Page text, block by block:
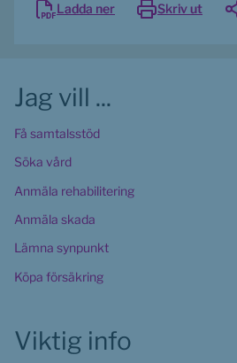
Ladda ner Skriv ut
Jag vill ...
Få samtalsstöd
Söka vård
Anmäla rehabilitering
Anmäla skada
Lämna synpunkt
Köpa försäkring
Viktig info